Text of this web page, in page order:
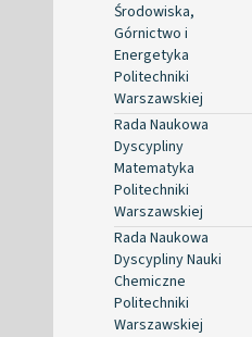
Środowiska,
Górnictwo i
Energetyka
Politechniki
Warszawskiej
Rada Naukowa
Dyscypliny
Matematyka
Politechniki
Warszawskiej
Rada Naukowa
Dyscypliny Nauki
Chemiczne
Politechniki
Warszawskiej